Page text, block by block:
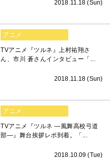
2018.11.18 (Sun)
アニメ
TVアニメ『ツルネ』上村祐翔さ
ん、市川 蒼さんインタビュー「...
2018.11.18 (Sun)
アニメ
TVアニメ『ツルネ ―風舞高校弓道
部―』舞台挨拶レポ到着。「...
2018.10.09 (Tue)